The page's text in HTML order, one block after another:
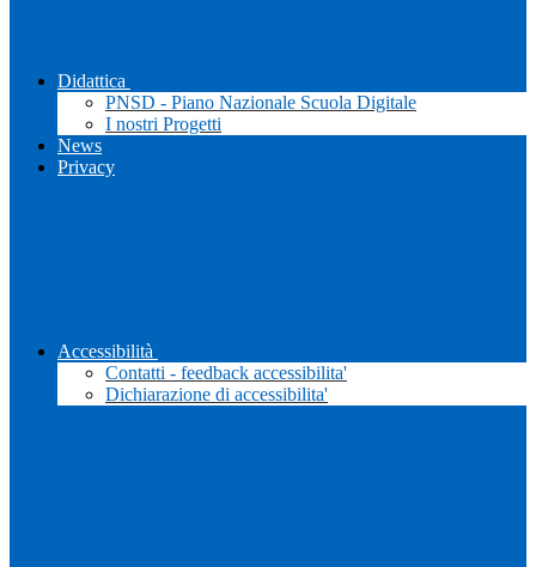
Didattica
PNSD - Piano Nazionale Scuola Digitale
I nostri Progetti
News
Privacy
Accessibilità
Contatti - feedback accessibilita'
Dichiarazione di accessibilita'